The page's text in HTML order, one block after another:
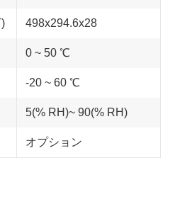
498x294.6x28
0 ~ 50 ℃
-20 ~ 60 ℃
5(% RH)~ 90(% RH)
オプション